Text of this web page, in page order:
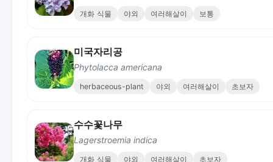
개화 식물 야외 여러해살이 보통
미국자리공
Phytolacca americana
herbaceous-plant 야외 여러해살이 초보자
수수꽃나무
Lagerstroemia indica
개화 식물 야외 여러해살이 초보자